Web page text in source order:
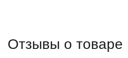
Отзывы о товаре